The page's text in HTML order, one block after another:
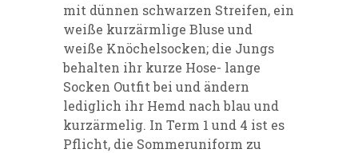
mit dünnen schwarzen Streifen, ein
weiße kurzärmlige Bluse und
weiße Knöchelsocken; die Jungs
behalten ihr kurze Hose- lange
Socken Outfit bei und ändern
lediglich ihr Hemd nach blau und
kurzärmelig. In Term 1 und 4 ist es
Pflicht, die Sommeruniform zu